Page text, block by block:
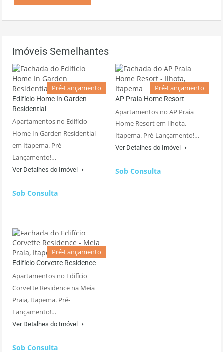
Imóveis Semelhantes
Pré-Lançamento
Edifício Home In Garden
Residential
Apartamentos no Edifício
Home In Garden Residential
em Itapema. Pré-
Lançamento!…
Ver Detalhes do Imóvel
Sob Consulta
Pré-Lançamento
AP Praia Home Resort
Apartamentos no AP Praia
Home Resort em Ilhota,
Itapema. Pré-Lançamento!…
Ver Detalhes do Imóvel
Sob Consulta
Pré-Lançamento
Edifício Corvette Residence
Apartamentos no Edifício
Corvette Residence na Meia
Praia, Itapema. Pré-
Lançamento!…
Ver Detalhes do Imóvel
Sob Consulta